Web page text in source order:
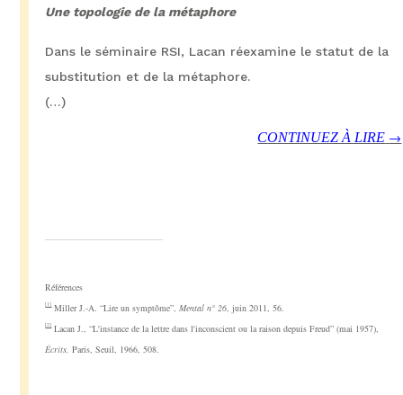
Une topologie de la métaphore
Dans le séminaire RSI, Lacan réexamine le statut de la
substitution et de la métaphore.
(…)
CONTINUEZ À LIRE →
Références
[1]Miller J.-A. “Lire un symptôme”,Mental n° 26, juin 2011, 56.
[2]Lacan J., “L'instance de la lettre dans l'inconscient ou la raison depuis Freud” (mai 1957),
Écrits, Paris, Seuil, 1966, 508.